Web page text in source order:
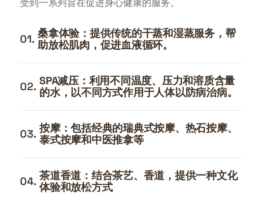
受到一系列旨在促进身心健康的服务。
01. 桑拿体验：提供传统的干蒸和湿蒸服务，帮
助放松肌肉，促进血液循环。
02. SPA减压：利用不同温度、压力和溶质含量
的水，以不同方式作用于人体以防病治病。
03. 按摩：包括经典的瑞典式按摩、热石按摩、
泰式按摩和中医推拿等
04. 茶道香道：结合茶艺、香道，提供一种文化
体验和放松方式